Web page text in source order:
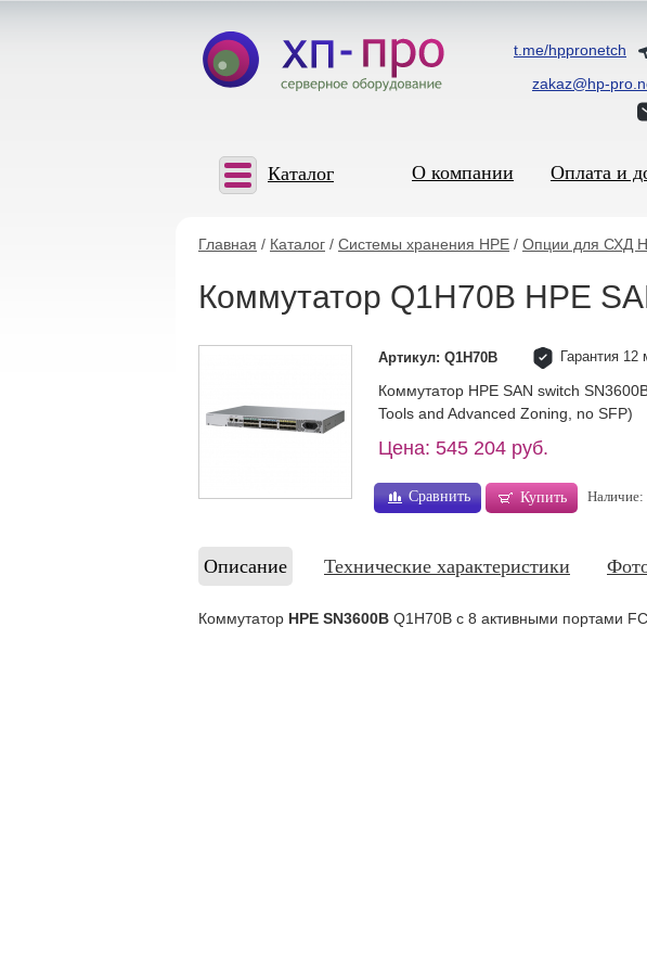
t.me/hppronetch
zakaz@hp-
Каталог О компании Оплата и
Главная / Каталог / Системы хранения HPE / Опции для СХД
Коммутатор Q1H70B HPE
Артикул: Q1H70B Гарантия 12
Коммутатор HPE SAN switch
Tools and Advanced Zoning, no SFP)
Цена: 545 204 руб.
Сравнить Купить Наличие:
Описание Технические характеристики
Коммутатор HPE SN3600B Q1H70B с 8 активными портами